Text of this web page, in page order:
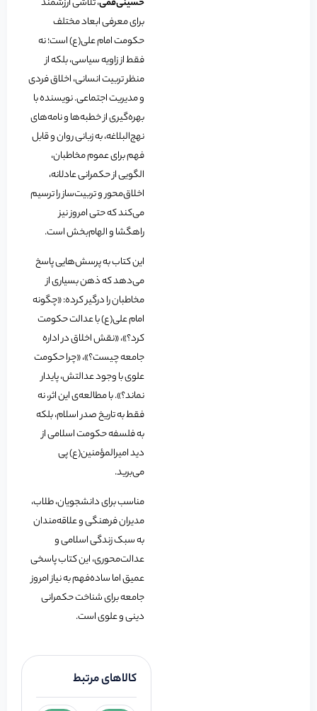
برای معرفی ابعاد مختلف
حکومت امام علی(ع) است؛ نه
فقط از زاویه سیاسی، بلکه از
منظر تربیت انسانی، اخلاق فردی
و مدیریت اجتماعی. نویسنده با
بهره‌گیری از خطبه‌ها و نامه‌های
نهج‌البلاغه، به زبانی روان و قابل
فهم برای عموم مخاطبان،
الگویی از حکمرانی عادلانه،
اخلاق‌محور و تربیت‌ساز را ترسیم
می‌کند که حتی امروز نیز
راهگشا و الهام‌بخش است.
این کتاب به پرسش‌هایی پاسخ
می‌دهد که ذهن بسیاری از
مخاطبان را درگیر کرده: «چگونه
امام علی(ع) با عدالت حکومت
کرد؟»، «نقش اخلاق در اداره
جامعه چیست؟»، «چرا حکومت
علوی با وجود عدالتش، پایدار
نماند؟». با مطالعه‌ی این اثر، نه
فقط به تاریخ صدر اسلام، بلکه
به فلسفه حکومت اسلامی از
دید امیرالمؤمنین(ع) پی
می‌برید.
مناسب برای دانشجویان، طلاب،
مدیران فرهنگی و علاقه‌مندان
به سبک زندگی اسلامی و
عدالت‌محوری، این کتاب پاسخی
عمیق اما ساده‌فهم به نیاز امروز
جامعه برای شناخت حکمرانی
دینی و علوی است.
کالاهای مرتبط